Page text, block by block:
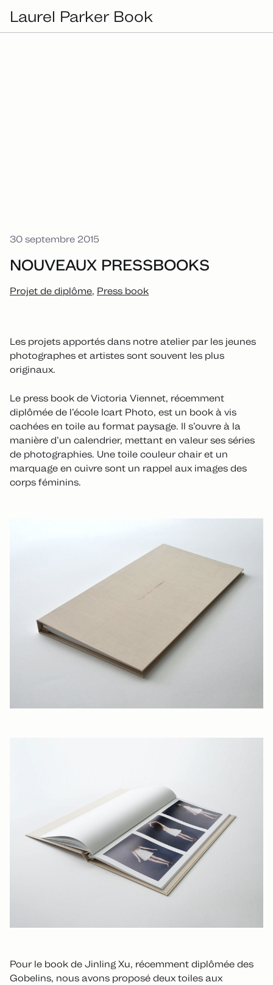
Laurel Parker Book
30 septembre 2015
NOUVEAUX PRESSBOOKS
Projet de diplôme Press book
Les projets apportés dans notre atelier par les jeunes
photographes et artistes sont souvent les plus
originaux.
Le press book de Victoria Viennet, récemment
diplômée de l’école Icart Photo, est un book à vis
cachées en toile au format paysage. Il s’ouvre à la
manière d’un calendrier, mettant en valeur ses séries
de photographies. Une toile couleur chair et un
marquage en cuivre sont un rappel aux images des
corps féminins.
Pour le book de Jinling Xu, récemment diplômée des
Gobelins, nous avons proposé deux toiles aux